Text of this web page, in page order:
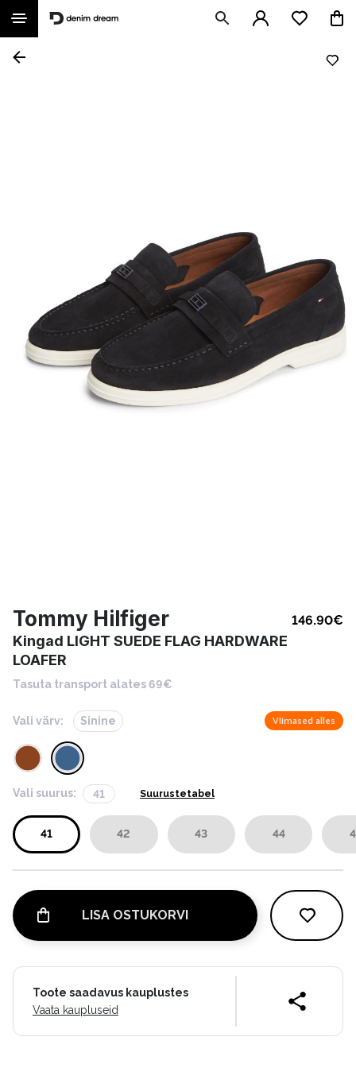
Tommy Hilfiger 146.90€
Kingad LIGHT SUEDE FLAG HARDWARE
LOAFER
Tasuta transport alates 69€
Vali värv: Sinine Viimased alles
Vali suurus: 41 Suurustetabel
41 42 43 44
LISA OSTUKORVI
Toote saadavus kauplustes
Vaata kaupluseid